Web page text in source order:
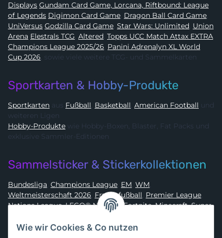
Displays Gundam Card Game, Lorcana, Riftbound: League
of Legends
Digimon Card Game, Dragon Ball Card Game,
UniVersus
Godzilla Card Game, Star Wars: Unlimited, Union
Arena
Elestrals TCG, Altered, Topps UCC Match Attax EXTRA
Champions League 2025/26, Panini Adrenalyn XL World
Cup 2026, sowie viele weitere TCG- und Sammelkarten
Sportkarten & Hobby-Produkte
Sportkarten aus Fußball, Basketball, American Football und
weiteren Ligen
Hobby-Produkte
exklusive Sammler-Editionen
Sammelsticker & Stickerkollektionen
Bundesliga, Champions League, EM, WM,
Weltmeisterschaft 2026, Frauenfußball, Premier League,
Nations League, LEGO® Ninjago Fortnite,Minecraft,Super
Asterix
Wie wir Cookies & Co nutzen